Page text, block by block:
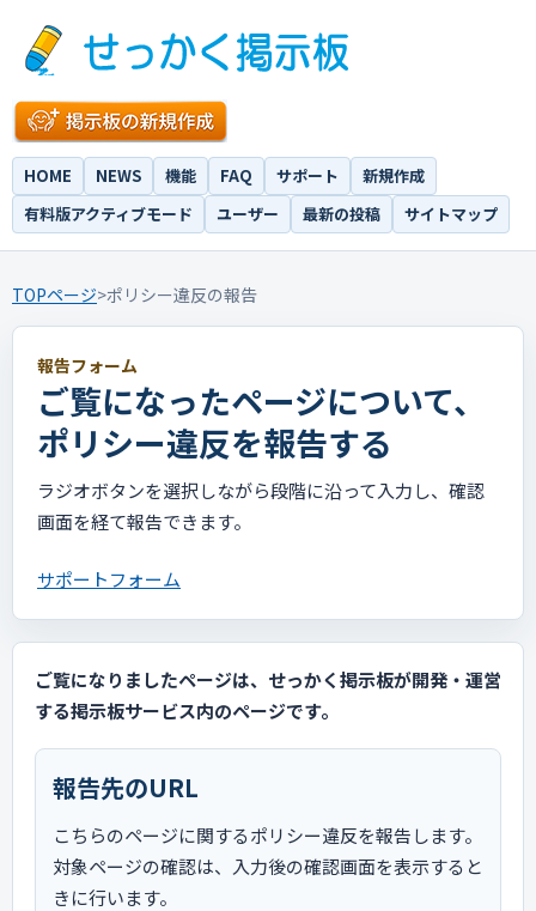
HOME NEWS 機能 FAQ サポート
新規作成
有料版アクティブモード
ユーザー 最新の投稿 サイトマップ
TOPページ>ポリシー違反の報告
報告フォーム
ご覧になったページについて、
ポリシー違反を報告する
ラジオボタンを選択しながら段階に沿って入力し、確認
画面を経て報告できます。
サポートフォーム
ご覧になりましたページは、せっかく掲示板が開発・運営
する掲示板サービス内のページです。
報告先のURL
こちらのページに関するポリシー違反を報告します。
対象ページの確認は、入力後の確認画面を表示すると
きに行います。